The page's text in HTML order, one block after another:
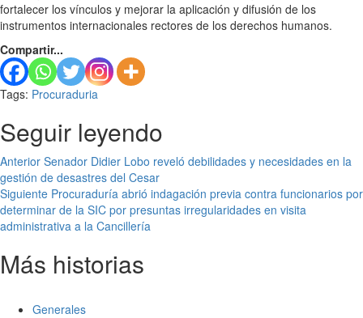
fortalecer los vínculos y mejorar la aplicación y difusión de los
instrumentos internacionales rectores de los derechos humanos.
Compartir...
Tags: Procuraduria
Seguir leyendo
Anterior Senador Didier Lobo reveló debilidades y necesidades en la
gestión de desastres del Cesar
Siguiente Procuraduría abrió indagación previa contra funcionarios por
determinar de la SIC por presuntas irregularidades en visita
administrativa a la Cancillería
Más historias
Generales